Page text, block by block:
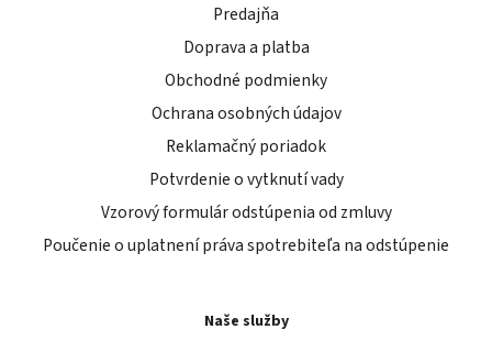
Predajňa
Doprava a platba
Obchodné podmienky
Ochrana osobných údajov
Reklamačný poriadok
Potvrdenie o vytknutí vady
Vzorový formulár odstúpenia od zmluvy
Poučenie o uplatnení práva spotrebiteľa na odstúpenie
Naše služby